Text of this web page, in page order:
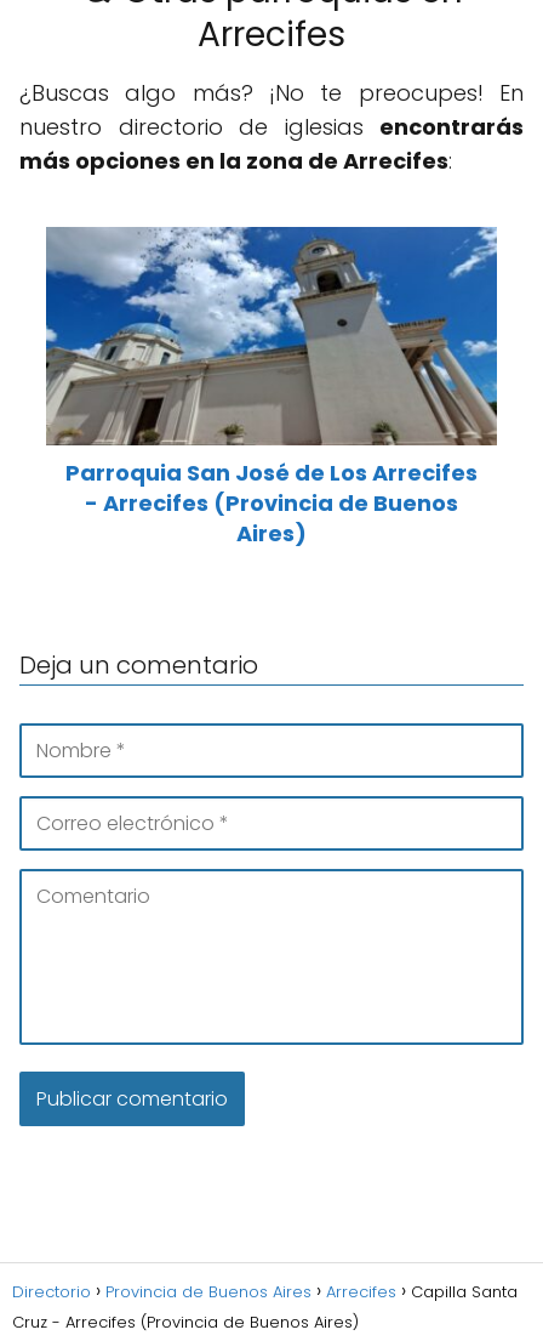
Arrecifes
¿Buscas algo más? ¡No te preocupes! En
nuestro directorio de iglesias encontrarás
más opciones en la zona de Arrecifes:
Parroquia San José de Los Arrecifes
- Arrecifes (Provincia de Buenos
Aires)
Deja un comentario
Directorio Provincia de Buenos Aires Arrecifes
Capilla Santa
Cruz - Arrecifes (Provincia de Buenos Aires)